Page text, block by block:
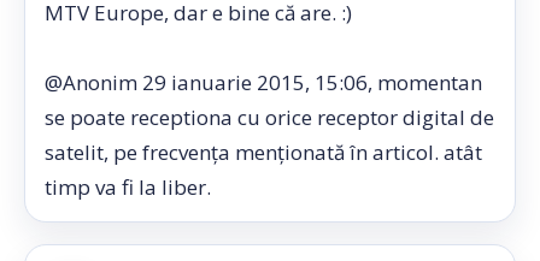
MTV Europe, dar e bine că are. :)
@Anonim 29 ianuarie 2015, 15:06, momentan
se poate receptiona cu orice receptor digital de
satelit, pe frecvența menționată în articol. atât
timp va fi la liber.